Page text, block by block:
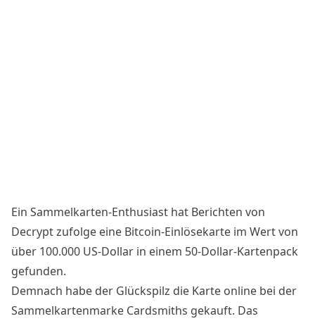
Ein Sammelkarten-Enthusiast hat Berichten von
Decryptzufolge eine Bitcoin-Einlösekarte im Wert von
über 100.000 US-Dollar in einem 50-Dollar-Kartenpack
gefunden.
Demnach habe der Glückspilz die Karte online bei der
Sammelkartenmarke Cardsmiths gekauft. Das